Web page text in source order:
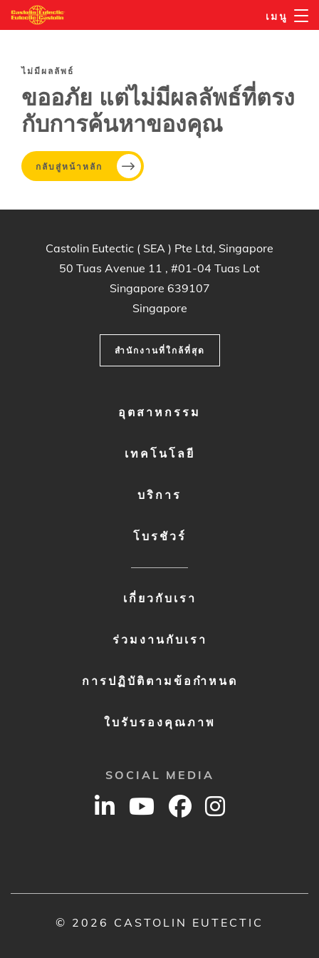
ข้าม
ไป
เนื้อหา
เมนู
ไม่มีผลลัพธ์
ขออภัย แต่ไม่มีผลลัพธ์ที่ตรง
กับการค้นหาของคุณ
กลับสู่หน้าหลัก
Castolin Eutectic ( SEA ) Pte Ltd, Singapore
50 Tuas Avenue 11 , #01-04 Tuas Lot
Singapore 639107
Singapore
สำนักงานที่ใกล้ที่สุด
อุตสาหกรรม
เทคโนโลยี
บริการ
โบรชัวร์
เกี่ยวกับเรา
ร่วมงานกับเรา
การปฏิบัติตามข้อกำหนด
ใบรับรองคุณภาพ
SOCIAL MEDIA
© 2026 CASTOLIN EUTECTIC